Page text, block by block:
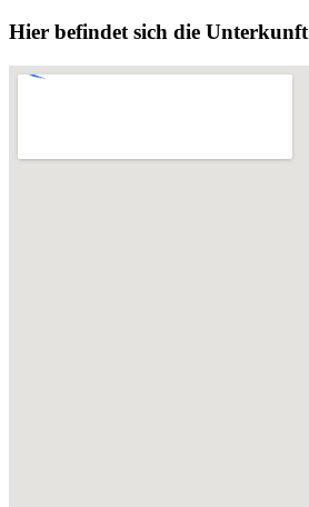
Hier befindet sich die Unterkunft